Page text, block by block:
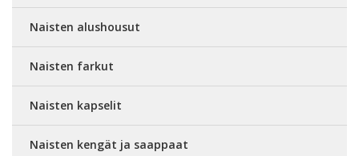
Naisten alushousut
Naisten farkut
Naisten kapselit
Naisten kengät ja saappaat